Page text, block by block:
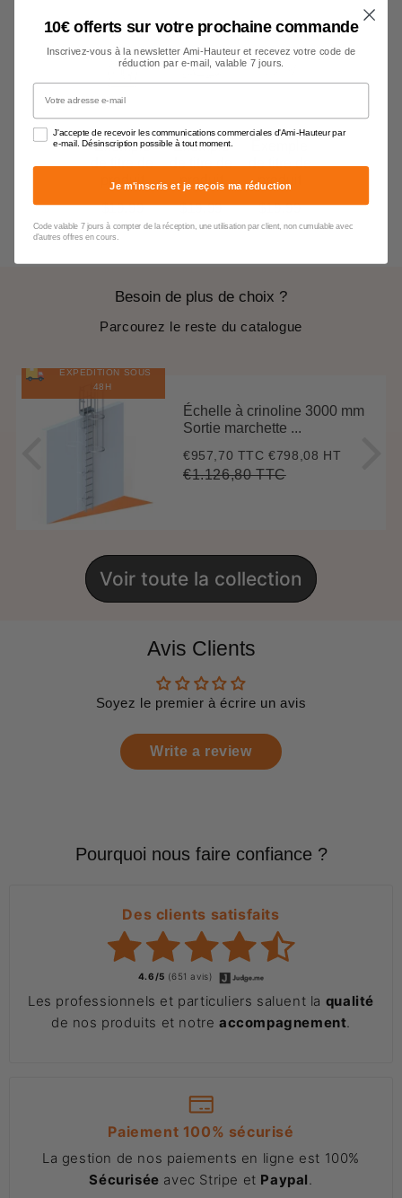
Exemple
de titre de
produit
$19.99
Exemple
de titre de
produit
$19.99
de titre de
produit
$19.99
Besoin de plus de choix ?
Parcourez le reste du catalogue
EXPÉDITION SOUS
48H
Échelle à crinoline 3000 mm
Sortie marchette ...
Prix
réduit
€957,70 TTC€957,70
€798,08 HT
Prix
€1.126,80 TTC€1.126,80
Voir toute la collection
Avis Clients
Soyez le premier à écrire un avis
Write a review
Pourquoi nous faire confiance ?
Des clients satisfaits
4.6/5 (651 avis)
Les professionnels et particuliers saluent la qualité
de nos produits et notre accompagnement
Paiement 100% sécurisé
La gestion de nos paiements en ligne est 100%
Sécurisée avec Stripe et Paypal
10€ offerts sur votre prochaine commande
Inscrivez-vous à la newsletter Ami-Hauteur et recevez votre code de
réduction par e-mail, valable 7 jours.
Votre adresse e-mail
J'accepte de recevoir les communications commerciales d'Ami-Hauteur par
e-mail. Désinscription possible à tout moment.
Je m'inscris et je reçois ma réduction
Code valable 7 jours à compter de la réception, une utilisation par client, non cumulable avec
d'autres offres en cours.